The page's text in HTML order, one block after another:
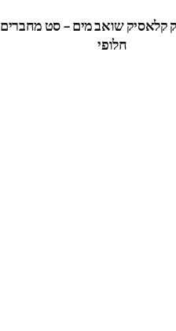
קלאסיק שואב מים – סט מחברים
חלופי